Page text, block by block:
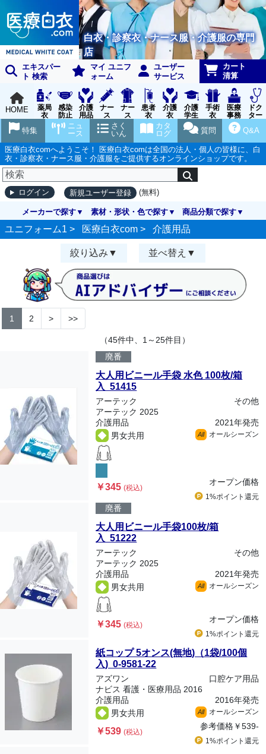
白衣・診察衣・ナース服・介護服の専門
店
エキスパー
ト 検索
マイ ユニフ
ォーム
ユーザー
サービス
カート
清算
HOME
薬局
衣
感染
防止
用品
介護
用品
ナー
ス
グッ
ズ
ナー
ス
ウェ
ア
患者
衣
介護
衣
介護
学生
実習
衣
手術
衣
医療
事務
受付
ドク
ター
ア
Q&A
質問
カタ
ログ
さく
いん
ニュ
ース
特集
医療白衣comへようこそ！ 医療白衣comは全国の法人・個人の皆様に、白
衣・診察衣・ナース服・介護服をご提供するオンラインショップです。
ログイン 新規ユーザー登録 (無料)
メーカーで探す 素材・形状・色で探す 商品分類で探す
ユニフォーム1 > 医療白衣com > 介護用品
絞り込み 並べ替え
1 2 > >>
（45件中、1～25件目）
廃番
大人用ビニール手袋 水色 100枚/箱
入 51415
アーテック
その他
アーテック 2025
介護用品
2021年発売
男女共用
All オールシーズン
￥345(税込)
オープン価格
1%ポイント 還元
廃番
大人用ビニール手袋100枚/箱
入 51222
アーテック
その他
アーテック 2025
介護用品
2021年発売
男女共用
All オールシーズン
￥345(税込)
オープン価格
1%ポイント 還元
紙コップ 5オンス(無地)（1袋/100個
入) 0-9581-22
アズワン
口腔ケア用品
ナビス 看護・医療用品 2016
介護用品
2016年発売
男女共用
All オールシーズン
￥539(税込)
参考価格￥539-
1%ポイント 還元